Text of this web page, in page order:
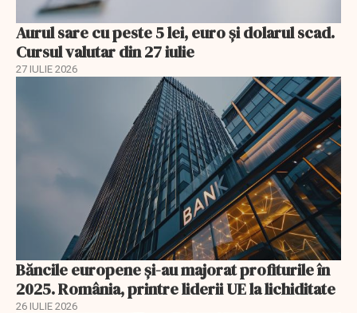
Aurul sare cu peste 5 lei, euro și dolarul scad.
Cursul valutar din 27 iulie
27 IULIE 2026
Băncile europene și-au majorat profiturile în
2025. România, printre liderii UE la lichiditate
26 IULIE 2026